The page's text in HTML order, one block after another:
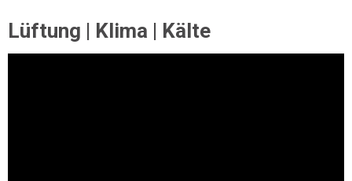
Lüftung | Klima | Kälte